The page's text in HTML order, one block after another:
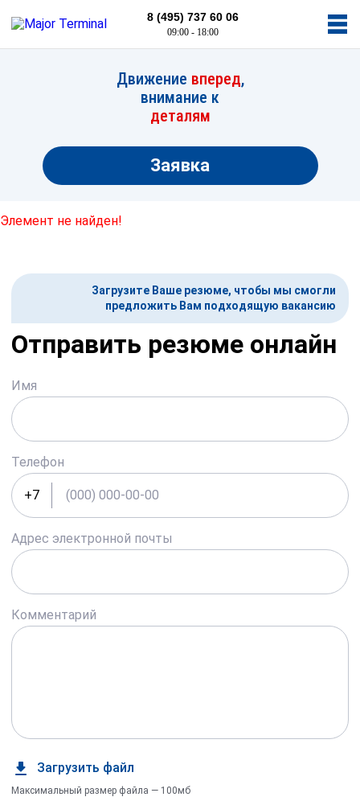
8 (495) 737 60 06
09:00 - 18:00
Движение вперед,
внимание к
деталям
Заявка
Элемент не найден!
Загрузите Ваше резюме, чтобы мы смогли
предложить Вам подходящую вакансию
Отправить резюме онлайн
Имя
Телефон
+7
Адрес электронной почты
Комментарий
Загрузить файл
Максимальный размер файла — 100мб